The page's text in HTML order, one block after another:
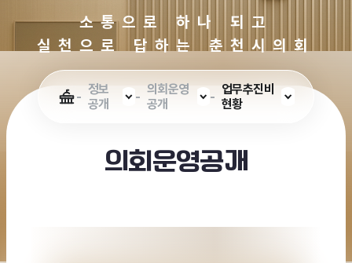
소통으로 하나 되고
실천으로 답하는 춘천시의회
정보
공개
의회운영
공개
업무추진비
현황
의회운영공개